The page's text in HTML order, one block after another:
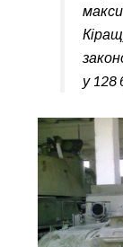
у 128